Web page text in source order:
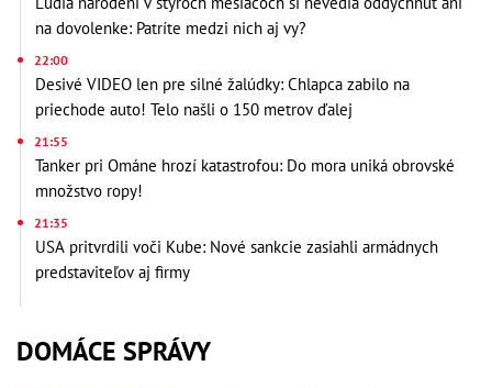
na dovolenke: Patríte medzi nich aj vy?
22:00
Desivé VIDEO len pre silné žalúdky: Chlapca zabilo na
priechode auto! Telo našli o 150 metrov ďalej
21:55
Tanker pri Ománe hrozí katastrofou: Do mora uniká obrovské
množstvo ropy!
21:35
USA pritvrdili voči Kube: Nové sankcie zasiahli armádnych
predstaviteľov aj firmy
DOMÁCE SPRÁVY